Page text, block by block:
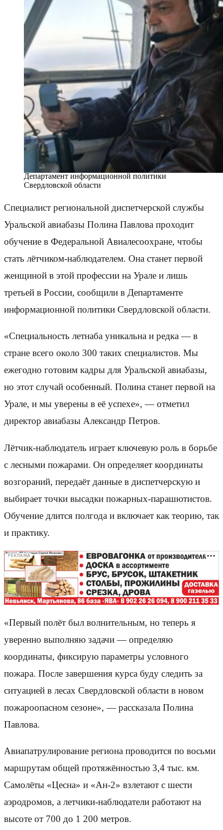
Департамент информационной политики
Свердловской области
Специалист региональной диспетчерской службы
Уральской авиабазы Полина Павлова проходит
обучение в Федеральной Авиалесоохране, чтобы
стать лётчиком-наблюдателем. Она станет первой
женщиной в этой профессии на Урале и лишь
третьей в России, сообщили в Департаменте
информационной политики Свердловской области.
«Специальность летнаба уникальна и редка — в
стране всего около 300 таких специалистов. Мы
ежегодно готовим кадры для Уральской авиабазы,
но этот случай особенный. Полина станет первой на
Урале, и мы уверены в её успехе», — отметил
директор авиабазы Александр Петров.
Лётчик-наблюдатель играет ключевую роль в борьбе
с лесными пожарами. Он определяет координаты
возгораний, передаёт данные в диспетчерскую и
выбирает точки высадки пожарных-парашютистов.
Обучение длится полгода и включает как теорию, так
и практику.
РЕКЛАМА
«Первый полёт был волнительным, но теперь я
уверенно выполняю задачи — определяю
координаты, фиксирую параметры условного
пожара. После завершения курса буду следить за
ситуацией в лесах Свердловской области в новом
пожароопасном сезоне», — рассказала Полина
Павлова.
Авиапатрулирование региона проводится по восьми
маршрутам общей протяжённостью 3,4 тыс. км.
Самолёты «Цесна» и «Ан-2» взлетают с шести
аэродромов, а летчики-наблюдатели работают на
высоте от 700 до 1 200 метров.